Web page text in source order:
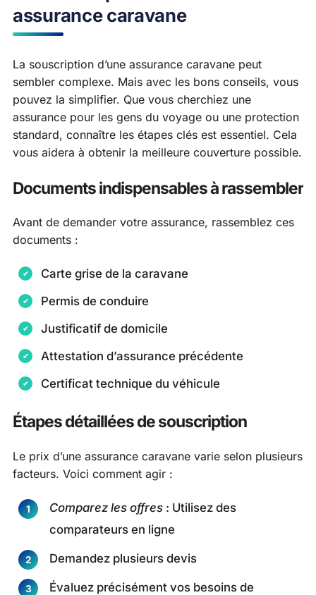
assurance caravane
La souscription d’une assurance caravane peut
sembler complexe. Mais avec les bons conseils, vous
pouvez la simplifier. Que vous cherchiez une
assurance pour les gens du voyage ou une protection
standard, connaître les étapes clés est essentiel. Cela
vous aidera à obtenir la meilleure couverture possible.
Documents indispensables à rassembler
Avant de demander votre assurance, rassemblez ces
documents :
Carte grise de la caravane
Permis de conduire
Justificatif de domicile
Attestation d’assurance précédente
Certificat technique du véhicule
Étapes détaillées de souscription
Le prix d’une assurance caravane varie selon plusieurs
facteurs. Voici comment agir :
Comparez les offres : Utilisez des
comparateurs en ligne
Demandez plusieurs devis
Évaluez précisément vos besoins de